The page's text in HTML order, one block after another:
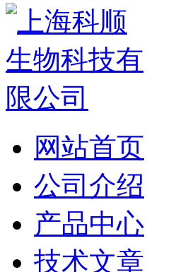
网站首页
公司介绍
产品中心
技术文章